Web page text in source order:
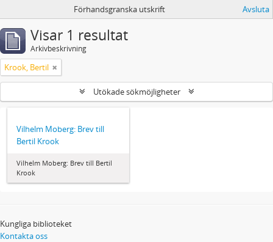
Förhandsgranska utskrift Avsluta
Visar 1 resultat
Arkivbeskrivning
Krook, Bertil
Utökade sökmöjligheter
Vilhelm Moberg: Brev till
Bertil Krook
Vilhelm Moberg: Brev till Bertil
Krook
Kungliga biblioteket
Kontakta oss